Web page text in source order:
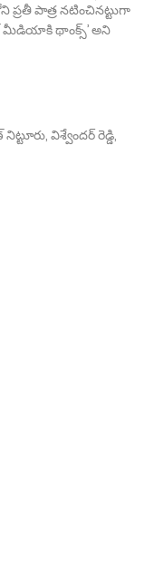
పాత్ర నటించినట్టుగా
మీడియాకి థాంక్స్’ అని
విశ్వేందర్ రెడ్డి,